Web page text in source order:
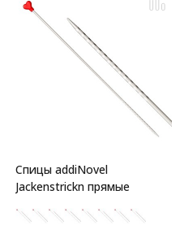
Спицы addiNovel
Jackenstrickn прямые